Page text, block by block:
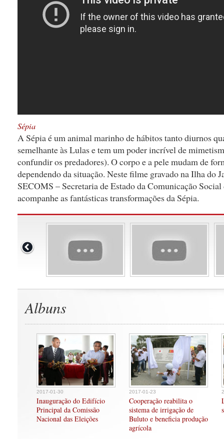
Sépia
A Sépia é um animal marinho de hábitos tanto diurnos
semelhante às Lulas e tem um poder incrível de
confundir os predadores). O corpo e a pele mudam de
dependendo da situação. Neste filme gravado na Ilha do
SECOMS – Secretaria de Estado da Comunicação
acompanhe as fantásticas transformações da Sépia.
Albuns
2017-01-30
Inauguração do Edifício
Principal da Comissão
Nacional das Eleições
2017-01-23
Cooperação reabilita o
sistema de irrigação de
Buluto e beneficia produção
agrícola